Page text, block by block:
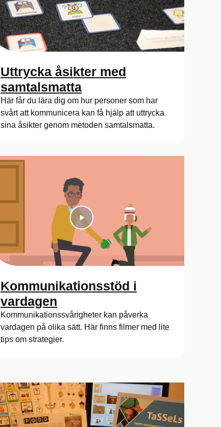
Uttrycka åsikter med
samtalsmatta
Här får du lära dig om hur personer som har
svårt att kommunicera kan få hjälp att uttrycka
sina åsikter genom metoden samtalsmatta.
Kommunikationsstöd i
vardagen
Kommunikationssvårigheter kan påverka
vardagen på olika sätt. Här finns filmer med lite
tips om strategier.